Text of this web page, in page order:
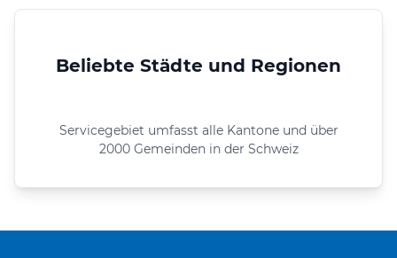
Beliebte Städte und Regionen
Servicegebiet umfasst alle Kantone und über
2000 Gemeinden in der Schweiz